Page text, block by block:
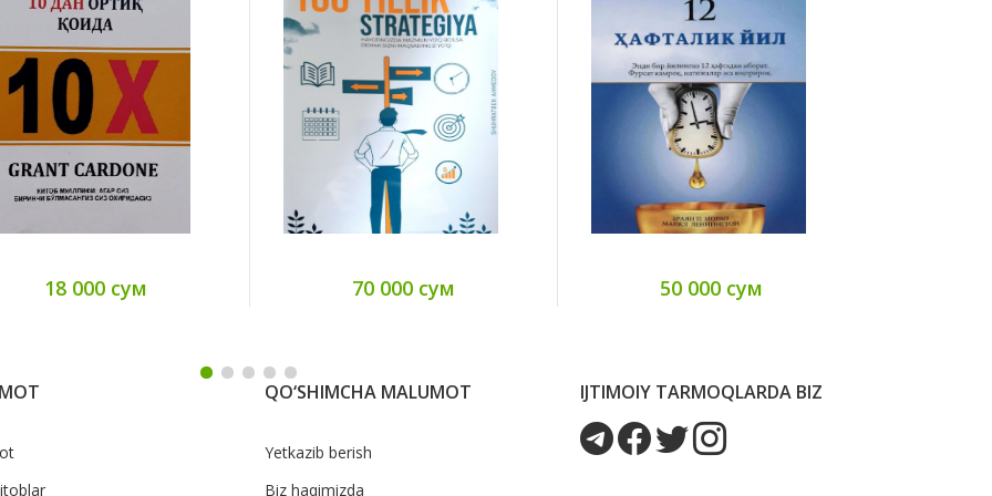
18 000 сум 70 000 сум 50 000 сум
QO‘SHIMCHA MALUMOT
Yetkazib berish
Biz haqimizda
IJTIMOIY TARMOQLARDA BIZ